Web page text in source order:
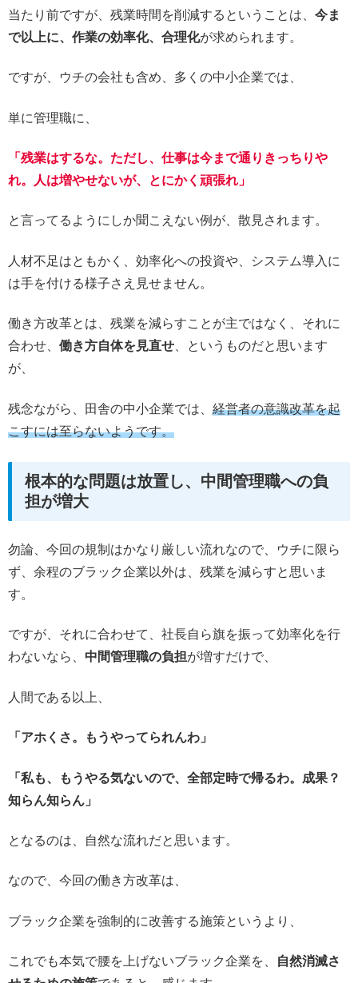
当たり前ですが、残業時間を削減するということは、 今ま
で以上に、作業の効率化、合理化が求められます。
ですが、ウチの会社も含め、多くの中小企業では、
単に管理職に、
「残業はするな。ただし、仕事は今まで通りきっちりや
れ。人は増やせないが、とにかく頑張れ」
と言ってるようにしか聞こえない例が、散見されます。
人材不足はともかく、効率化への投資や、システム導入に
は手を付ける様子さえ見せません。
働き方改革とは、残業を減らすことが主ではなく、それに
合わせ、 働き方自体を見直せ 、というものだと思います
が、
残念ながら、田舎の中小企業では、 経営者の意識改革を起
こすには至らないようです。
根本的な問題は放置し、中間管理職への負
担が増大
勿論、今回の規制はかなり厳しい流れなので、ウチに限ら
ず、余程のブラック企業以外は、残業を減らすと思いま
す。
ですが、それに合わせて、社長自ら旗を振って効率化を行
わないなら、 中間管理職の負担が増すだけで、
人間である以上、
「アホくさ。もうやってられんわ」
「私も、もうやる気ないので、全部定時で帰るわ。成果？
知らん知らん」
となるのは、自然な流れだと思います。
なので、今回の働き方改革は、
ブラック企業を強制的に改善する施策というより、
これでも本気で腰を上げないブラック企業を、
自然消滅さ